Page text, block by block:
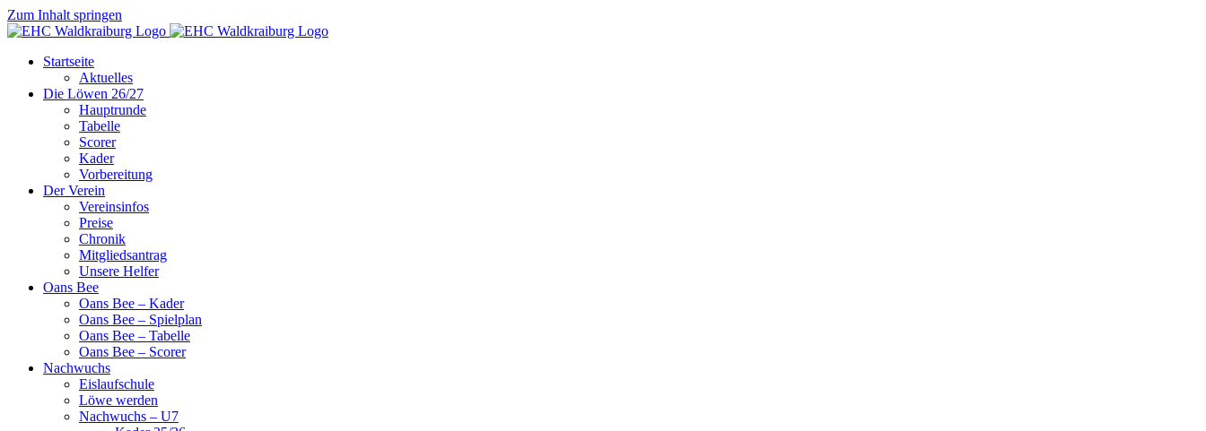
Zum Inhalt springen
Startseite
Aktuelles
Die Löwen 26/27
Hauptrunde
Tabelle
Scorer
Kader
Vorbereitung
Der Verein
Vereinsinfos
Preise
Chronik
Mitgliedsantrag
Unsere Helfer
Oans Bee
Oans Bee – Kader
Oans Bee – Spielplan
Oans Bee – Tabelle
Oans Bee – Scorer
Nachwuchs
Eislaufschule
Löwe werden
Nachwuchs – U7